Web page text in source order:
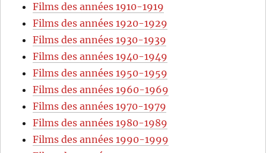
Films des années 1910-1919
Films des années 1920-1929
Films des années 1930-1939
Films des années 1940-1949
Films des années 1950-1959
Films des années 1960-1969
Films des années 1970-1979
Films des années 1980-1989
Films des années 1990-1999